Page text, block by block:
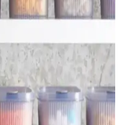
Mutfaklarda Alan
yapışarak mutfakta alan
çözümler, modern mutfak
tarafından
Pratik ve Şık